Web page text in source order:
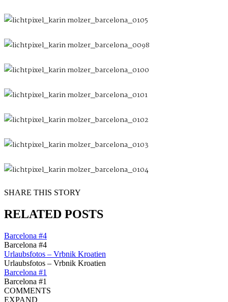
SHARE THIS STORY
RELATED POSTS
Barcelona #4
Barcelona #4
Urlaubsfotos – Vrbnik Kroatien
Urlaubsfotos – Vrbnik Kroatien
Barcelona #1
Barcelona #1
COMMENTS
EXPAND